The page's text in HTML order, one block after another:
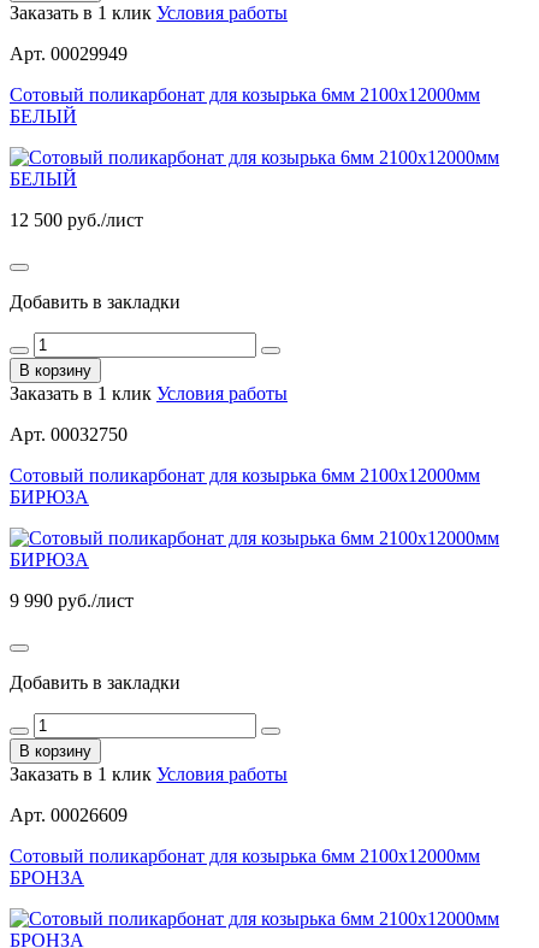
Заказать в 1 клик Условия работы
Арт. 00029949
Сотовый поликарбонат для козырька 6мм 2100х12000мм
БЕЛЫЙ
12 500 руб./лист
Добавить в закладки
В корзину
Заказать в 1 клик Условия работы
Арт. 00032750
Сотовый поликарбонат для козырька 6мм 2100х12000мм
БИРЮЗА
9 990 руб./лист
Добавить в закладки
В корзину
Заказать в 1 клик Условия работы
Арт. 00026609
Сотовый поликарбонат для козырька 6мм 2100х12000мм
БРОНЗА